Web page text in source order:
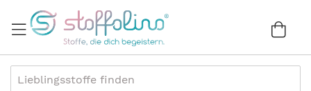
zum
Inhalt